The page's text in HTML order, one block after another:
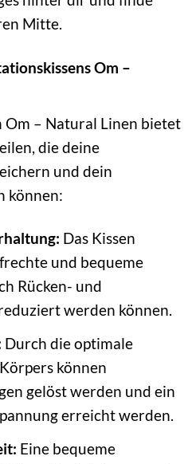
Mitte.
Om –
Om – Natural Linen bietet
die deine
und dein
können:
Das Kissen
und bequeme
Rücken- und
werden können.
Durch die optimale
können
gelöst werden und ein
erreicht werden.
Eine bequeme